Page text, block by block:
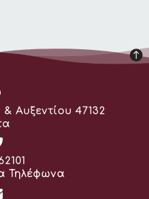
Αυξεντίου 47132
Τηλέφωνα